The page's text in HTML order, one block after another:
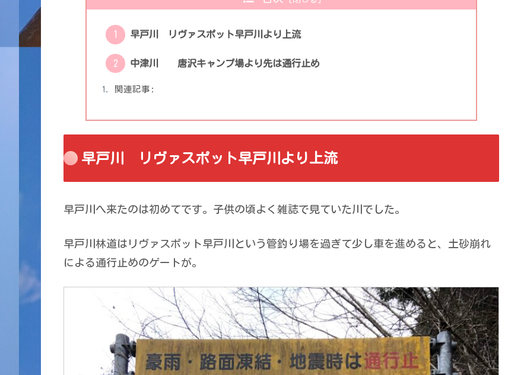
早戸川 リヴァスポット早戸川より上流
中津川 唐沢キャンプ場より先は通行止め
関連記事:
早戸川 リヴァスポット早戸川より上流
早戸川へ来たのは初めてです。子供の頃よく雑誌で見ていた川でした。
早戸川林道はリヴァスポット早戸川という管釣り場を過ぎて少し車を進めると、土砂崩れ
による通行止めのゲートが。